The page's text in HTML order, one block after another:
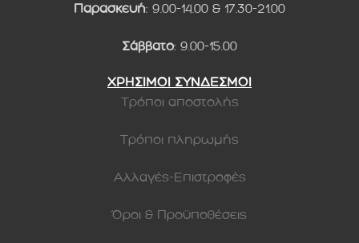
Παρασκευή: 9.00-14.00 & 17.30-21.00
Σάββατο: 9.00-15.00
ΧΡΗΣΙΜΟΙ ΣΥΝΔΕΣΜΟΙ
Τρόποι αποστολής
Τρόποι πληρωμής
Αλλαγές-Επιστροφές
Όροι & Προϋποθέσεις